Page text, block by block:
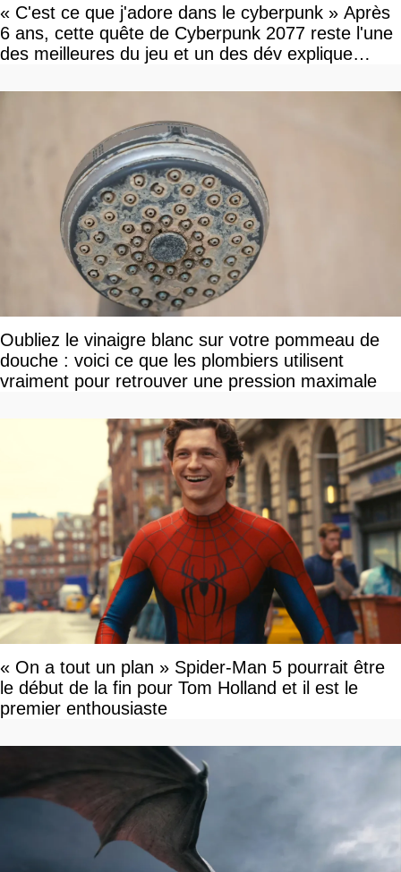
« C'est ce que j'adore dans le cyberpunk » Après
6 ans, cette quête de Cyberpunk 2077 reste l'une
des meilleures du jeu et un des dév explique
Oubliez le vinaigre blanc sur votre pommeau de
douche : voici ce que les plombiers utilisent
vraiment pour retrouver une pression maximale
« On a tout un plan » Spider-Man 5 pourrait être
le début de la fin pour Tom Holland et il est le
premier enthousiaste